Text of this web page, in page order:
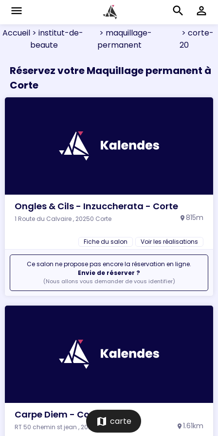
menu search perm_identity
Accueil > institut-de-
beaute
> maquillage-
permanent
> corte-
20
Réservez votre Maquillage permanent à
Corte
Ongles & Cils - Inzuccherata - Corte
1 Route du Calvaire , 20250 Corte location_on 815m
Fiche du salon Voir les réalisations
Ce salon ne propose pas encore la réservation en ligne.
Envie de réserver ?
(Nous allons vous demander de vous identifier)
Carpe Diem - Corte
RT 50 chemin st jean , 20250 Corte location_on 1.61km
map carte